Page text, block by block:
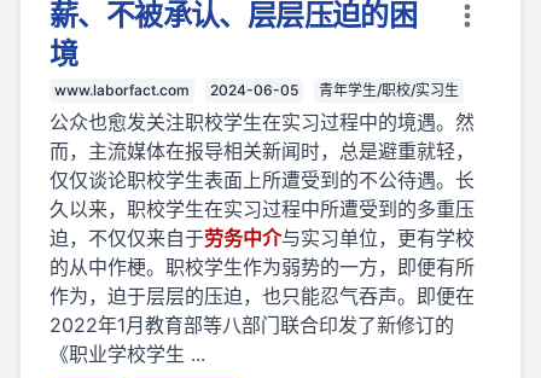
薪、不被承认、层层压迫的困
境
www.laborfact.com 2024-06-05 青年学生/职校/实习生
公众也愈发关注职校学生在实习过程中的境遇。然
而，主流媒体在报导相关新闻时，总是避重就轻，
仅仅谈论职校学生表面上所遭受到的不公待遇。长
久以来，职校学生在实习过程中所遭受到的多重压
迫，不仅仅来自于劳务中介与实习单位，更有学校
的从中作梗。职校学生作为弱势的一方，即便有所
作为，迫于层层的压迫，也只能忍气吞声。即便在
2022年1月教育部等八部门联合印发了新修订的
《职业学校学生 ...